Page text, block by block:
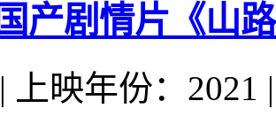
产剧情片《山
| 上映年份：2021 |